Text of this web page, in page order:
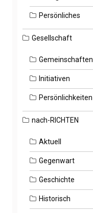
Persönliches
Gesellschaft
Gemeinschaften
Initiativen
Persönlichkeiten
nach-RICHTEN
Aktuell
Gegenwart
Geschichte
Historisch